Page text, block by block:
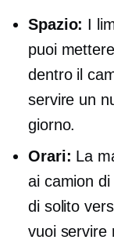
Spazio: I
puoi
dentro il
servire un
giorno.
Orari: La
ai camion
di solito
vuoi servire